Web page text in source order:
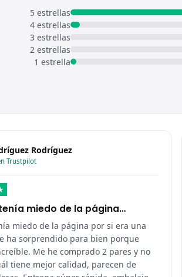
5 estrellas
4 estrellas
3 estrellas
2 estrellas
1 estrella
Rodríguez
Trustpilot
miedo de la página…
miedo de la página por si era una
ha sorprendido para bien porque
Me he comprado 2 pares y no
tiene mejor calidad, parecen de